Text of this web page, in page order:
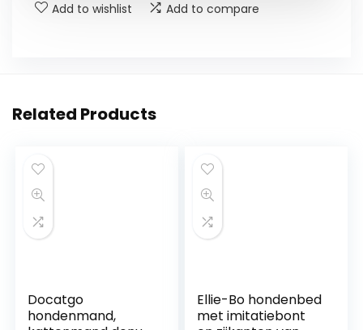
Add to wishlist Add to compare
Related Products
Docatgo
hondenmand,
Ellie-Bo hondenbed
met imitatiebont